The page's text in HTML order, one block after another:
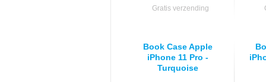
Gratis verzending
Book Case Apple
iPhone 11 Pro -
Turquoise